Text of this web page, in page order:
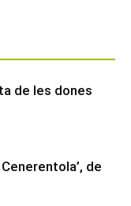
de les dones
Cenerentola’, de